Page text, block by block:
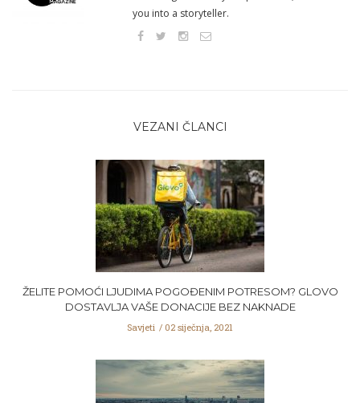
you into a storyteller.
VEZANI ČLANCI
ŽELITE POMOĆI LJUDIMA POGOĐENIM POTRESOM? GLOVO
DOSTAVLJA VAŠE DONACIJE BEZ NAKNADE
Savjeti 02 siječnja, 2021